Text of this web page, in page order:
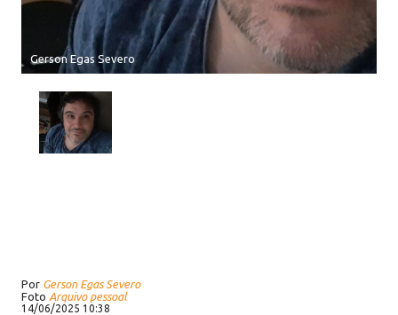
Gerson Egas Severo
Por Gerson Egas Severo
Foto Arquivo pessoal
14/06/2025 10:38